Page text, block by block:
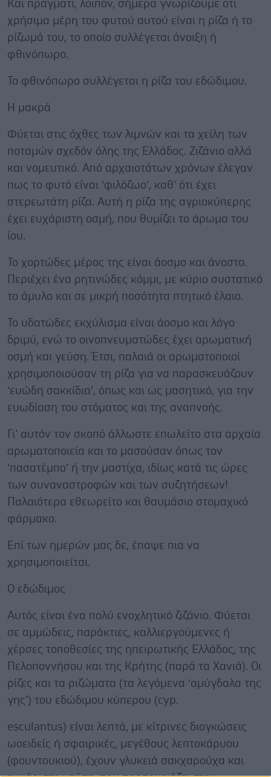
Και πράγματι, λοιπόν, σήμερα γνωρίζουμε ότι
χρήσιμα μέρη του φυτού αυτού είναι η ρίζα ή το
ρίζωμά του, το οποίο συλλέγεται άνοιξη ή
φθινόπωρο.
Το φθινόπωρο συλλέγεται η ρίζα του εδώδιμου.
Η μακρά
Φύεται στις όχθες των λιμνών και τα χείλη των
ποταμών σχεδόν όλης της Ελλάδος. Ζιζάνιο αλλά
και νομευτικό. Από αρχαιοτάτων χρόνων έλεγαν
πως το φυτό είναι ‘φιλόζωο’, καθ’ ότι έχει
στερεωτάτη ρίζα. Αυτή η ρίζα της αγριοκύπερης
έχει ευχάριστη οσμή, που θυμίζει το άρωμα του
ίου.
Το χορτώδες μέρος της είναι άοσμο και άνοστο.
Περιέχει ένα ρητινώδες κόμμι, με κύριο συστατικό
το άμυλο και σε μικρή ποσότητα πτητικό έλαιο.
Το υδατώδες εκχύλισμα είναι άοσμο και λόγο
δριμύ, ενώ το οινοπνευματώδες έχει αρωματική
οσμή και γεύση. Έτσι, παλαιά οι αρωματοποιοί
χρησιμοποιούσαν τη ρίζα για να παρασκευάζουν
‘ευώδη σακκίδια’, όπως και ως μασητικό, για την
ευωδίαση του στόματος και της αναπνοής.
Γι’ αυτόν τον σκοπό άλλωστε επωλείτο στα αρχαία
αρωματοποιεία και το μασούσαν όπως τον
‘πασατέμπο’ ή την μαστίχα, ιδίως κατά τις ώρες
των συναναστροφών και των συζητήσεων!
Παλαιότερα εθεωρείτο και θαυμάσιο στομαχικό
φάρμακο.
Επί των ημερών μας δε, έπαψε πια να
χρησιμοποιείται.
Ο εδώδιμος
Αυτός είναι ένα πολύ ενοχλητικό ζιζάνιο. Φύεται
σε αμμώδεις, παράκτιες, καλλιεργούμενες ή
χέρσες τοποθεσίες της ηπειρωτικής Ελλάδος, της
Πελοποννήσου και της Κρήτης (παρά τα Χανιά). Οι
ρίζες και τα ριζώματα (τα λεγόμενα ‘αμύγδαλα της
γης’) του εδώδιμου κύπερου (cyp.
esculantus) είναι λεπτά, με κίτρινες διογκώσεις
ωοειδείς ή σφαιρικές, μεγέθους λεπτοκάρυου
(φουντουκιού), έχουν γλυκειά σακχαρούχα και